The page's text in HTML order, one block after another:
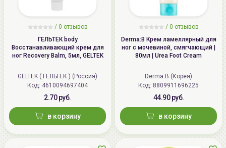
/ 0 отзывов
ГЕЛЬТЕК body
Восстанавливающий крем для
ног Recovery Balm, 5мл, GELTEK
GELTEK ( ГЕЛЬТЕК ) (Россия)
Код: 4610094697404
2.70 руб.
в корзину
/ 0 отзывов
Derma:B Крем ламеллярный для
ног с мочевиной, смягчающий |
80мл | Urea Foot Cream
Derma:B (Корея)
Код: 8809911696225
44.90 руб.
в корзину